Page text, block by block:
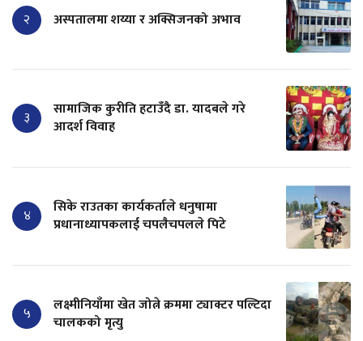
२ अस्पतालमा शय्या र अक्सिजनको अभाव
३
सामाजिक कुरीति हटाउँदै डा. यादबले गरे
आदर्श विवाह
४
सिके राउतका कार्यकर्ताले धनुषामा
प्रधानाध्यापकलाई चपलैचपलले पिटे
५
लक्ष्मीनियाँमा खेत जोत्ने क्रममा ट्याक्टर पल्टिदा
चालकको मृत्यु